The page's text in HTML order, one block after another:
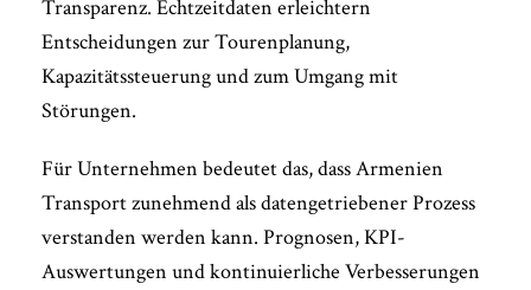
Transparenz. Echtzeitdaten erleichtern
Entscheidungen zur Tourenplanung,
Kapazitätssteuerung und zum Umgang mit
Störungen.
Für Unternehmen bedeutet das, dass Armenien
Transport zunehmend als datengetriebener Prozess
verstanden werden kann. Prognosen, KPI-
Auswertungen und kontinuierliche Verbesserungen